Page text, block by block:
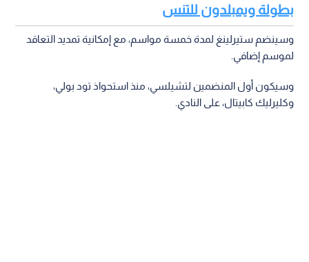
بطولة ويمبلدون للتنس
وسينضم ستيرلينغ لمدة خمسة مواسم، مع إمكانية تمديد التعاقد
لموسم إضافي.
وسيكون أول المنضمين لتشيلسي، منذ استحواذ تود بولي،
وكليرليك كابيتال، على النادي.